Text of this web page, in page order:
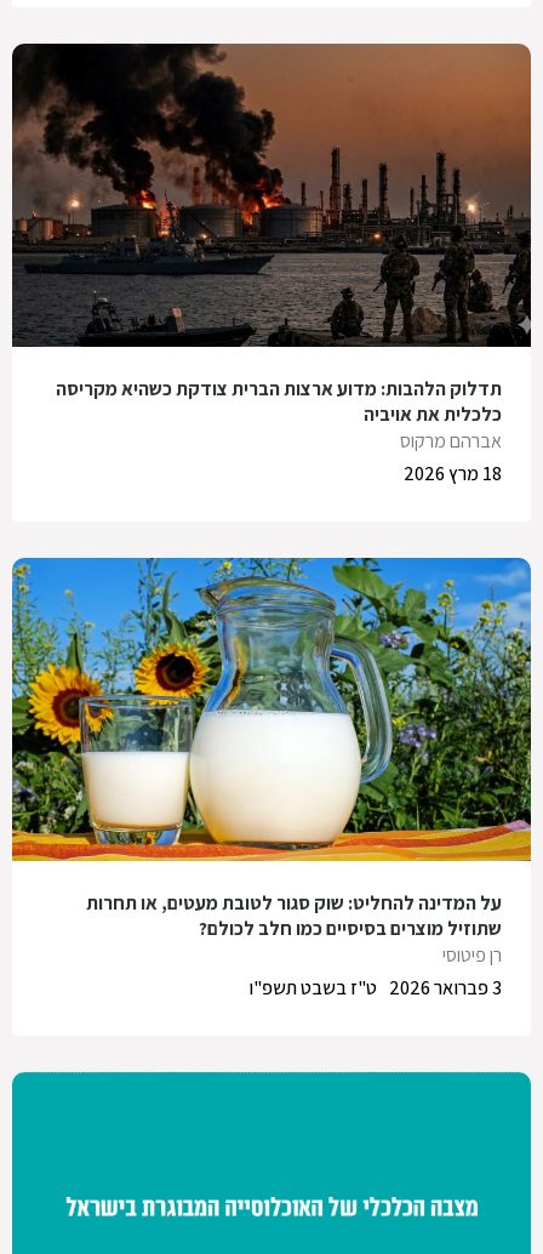
תדלוק הלהבות: מדוע ארצות הברית צודקת כשהיא מקריסה
כלכלית את אויביה
אברהם מרקוס
18 מרץ 2026
על המדינה להחליט: שוק סגור לטובת מעטים, או תחרות
שתוזיל מוצרים בסיסיים כמו חלב לכולם?
רן פיטוסי
ט"ז בשבט תשפ"ו
3 פברואר 2026